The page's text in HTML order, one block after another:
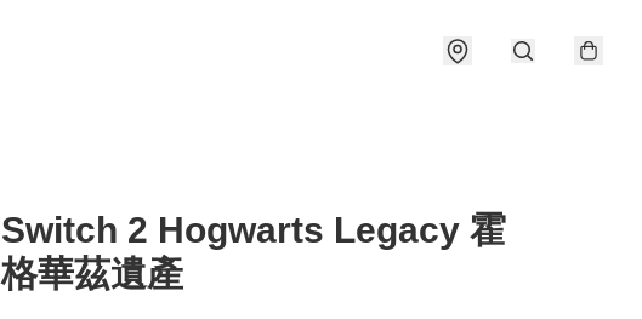
Switch 2 Hogwarts Legacy 霍
格華茲遺產